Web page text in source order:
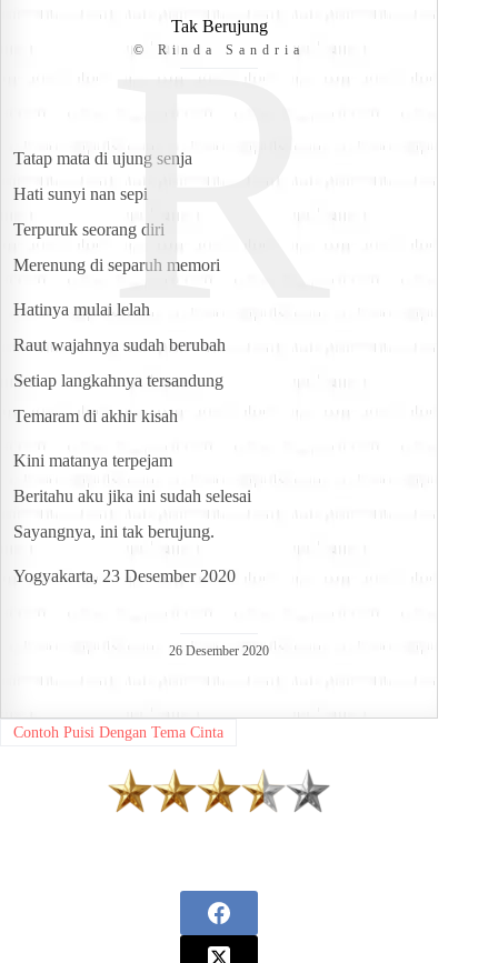
R
Tak Berujung
© Rinda Sandria
Tatap mata di ujung senja
Hati sunyi nan sepi
Terpuruk seorang diri
Merenung di separuh memori
Hatinya mulai lelah
Raut wajahnya sudah berubah
Setiap langkahnya tersandung
Temaram di akhir kisah
Kini matanya terpejam
Beritahu aku jika ini sudah selesai
Sayangnya, ini tak berujung.
Yogyakarta, 23 Desember 2020
26 Desember 2020
Contoh Puisi Dengan Tema Cinta